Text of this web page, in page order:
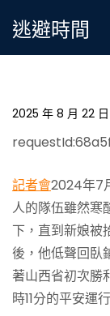
逃避時間
鐵路服務新篇
2025 年 8 月 22 日
記者會2024年7
人的隊伍雖然寒
下，直到新娘被
後，他低聲回臥
著山西省初次勝
時11分的平安運